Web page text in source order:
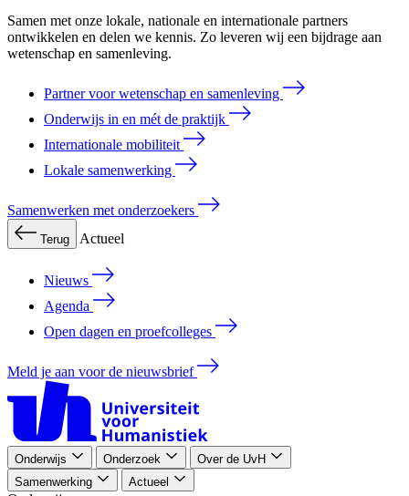
Samen met onze lokale, nationale en internationale partners
ontwikkelen en delen we kennis. Zo leveren wij een bijdrage aan
wetenschap en samenleving.
Partner voor wetenschap en samenleving
Onderwijs in en mét de praktijk
Internationale mobiliteit
Lokale samenwerking
Samenwerken met onderzoekers
Terug Actueel
Nieuws
Agenda
Open dagen en proefcolleges
Meld je aan voor de nieuwsbrief
Onderwijs Onderzoek
Over de UvH
Samenwerking
Actueel